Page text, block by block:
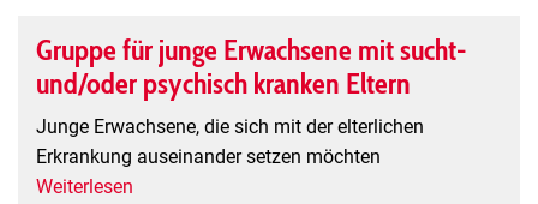
Ex-
User-
Support
Group
Gruppe für junge Erwachsene mit sucht-
und/oder psychisch kranken Eltern
Junge Erwachsene, die sich mit der elterlichen
Erkrankung auseinander setzen möchten
Weiterlesen